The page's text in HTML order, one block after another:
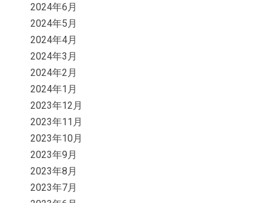
2024年6月
2024年5月
2024年4月
2024年3月
2024年2月
2024年1月
2023年12月
2023年11月
2023年10月
2023年9月
2023年8月
2023年7月